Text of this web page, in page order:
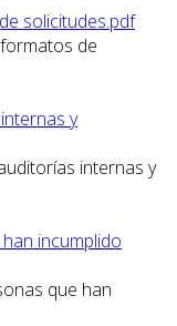
solicitudes.pdf
de
y
internas y
incumplido
que han